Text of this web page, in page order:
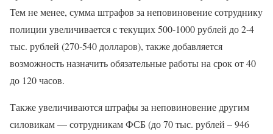
Тем не менее, сумма штрафов за неповиновение сотруднику
полиции увеличивается с текущих 500-1000 рублей до 2-4
тыс. рублей (270-540 долларов), также добавляется
возможность назначить обязательные работы на срок от 40
до 120 часов.
Также увеличиваются штрафы за неповиновение другим
силовикам — сотрудникам ФСБ (до 70 тыс. рублей – 946